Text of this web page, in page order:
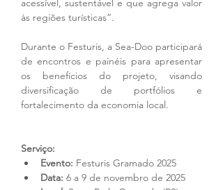
às regiões turísticas”.
Durante o Festuris, a Sea-Doo participará
de encontros e painéis para apresentar
os benefícios do projeto, visando
diversificação de portfólios e
fortalecimento da economia local.
Serviço:
Evento: Festuris Gramado 2025
Data: 6 a 9 de novembro de 2025